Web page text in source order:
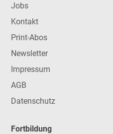
Jobs
Kontakt
Print-Abos
Newsletter
Impressum
AGB
Datenschutz
Fortbildung